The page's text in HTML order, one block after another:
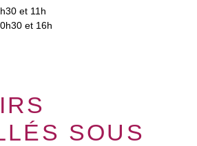
et 11h
et 16h
SOUS